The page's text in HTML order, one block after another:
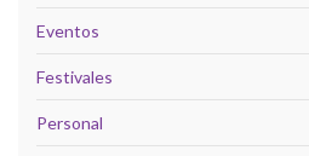
Eventos
Festivales
Personal